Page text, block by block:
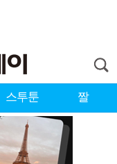
스투툰 짤